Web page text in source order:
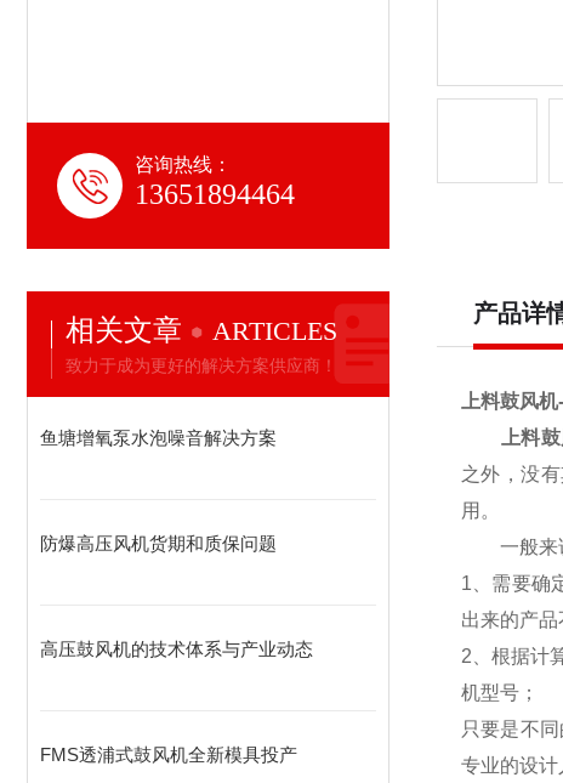
咨询热线：
13651894464
相关文章 ARTICLES
致力于成为更好的解决方案供应商！
鱼塘增氧泵水泡噪音解决方案
防爆高压风机货期和质保问题
高压鼓风机的技术体系与产业动态
FMS透浦式鼓风机全新模具投产
产品详
上料鼓风
上料
之外，没
用。
一般来
1、需要确
出来的产品
2、根据计
机型号；
只要是不
专业的设计